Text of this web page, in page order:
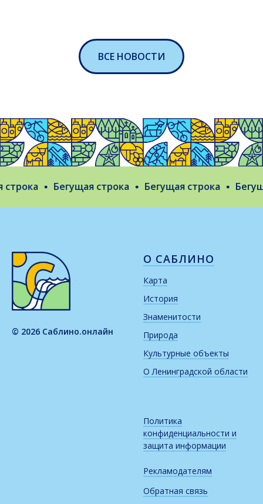
ВСЕ НОВОСТИ
Бегущая строка Бегущая строка
© 2026 Саблино.онлайн
О САБЛИНО
Карта
История
Знаменитости
Природа
Культурные объекты
О Ленинградской области
Политика
конфиденциальности и
защита информации
Рекламодателям
Обратная связь